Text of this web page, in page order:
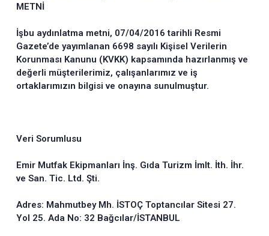
METNİ
İşbu aydınlatma metni, 07/04/2016 tarihli Resmi
Gazete’de yayımlanan 6698 sayılı Kişisel Verilerin
Korunması Kanunu (KVKK) kapsamında hazırlanmış ve
değerli müşterilerimiz, çalışanlarımız ve iş
ortaklarımızın bilgisi ve onayına sunulmuştur.
Veri Sorumlusu
Emir Mutfak Ekipmanları İnş. Gıda Turizm İmlt. İth. İhr.
ve San. Tic. Ltd. Şti.
Adres: Mahmutbey Mh. İSTOÇ Toptancılar Sitesi 27.
Yol 25. Ada No: 32 Bağcılar/İSTANBUL